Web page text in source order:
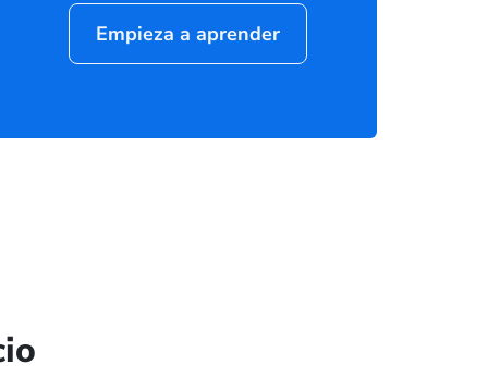
Empieza a aprender